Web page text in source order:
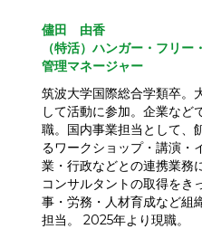
儘田 由香
（特活）ハンガー・フリー
管理マネージャー
筑波大学国際総合学類卒。
して活動に参加。企業な
職。国内事業担当として、
るワークショップ・講演・
業・行政などとの連携業務
コンサルタントの取得をき
事・労務・人材育成など組
担当。 2025年より現職。